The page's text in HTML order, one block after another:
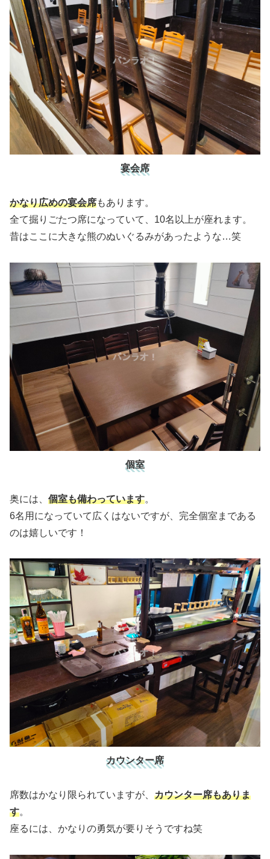
宴会席
かなり広めの宴会席もあります。
全て掘りごたつ席になっていて、10名以上が座れます。
昔はここに大きな熊のぬいぐるみがあったような…笑
個室
奥には、 個室も備わっています。
6名用になっていて広くはないですが、完全個室まである
のは嬉しいです！
カウンター席
席数はかなり限られていますが、 カウンター席もありま
す。
座るには、かなりの勇気が要りそうですね笑